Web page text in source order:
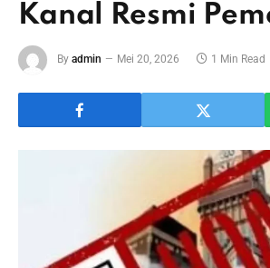
Kanal Resmi
By admin Mei 20, 2026 1 Min Read